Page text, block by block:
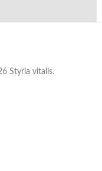
Styria vitalis.